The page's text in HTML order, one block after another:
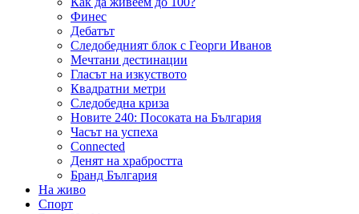
Финес
Дебатът
Следобедният блок с Георги Иванов
Мечтани дестинации
Гласът на изкуството
Квадратни метри
Следобедна криза
Новите 240: Посоката на България
Часът на успеха
Connected
Денят на храбростта
Бранд България
На живо
Спорт